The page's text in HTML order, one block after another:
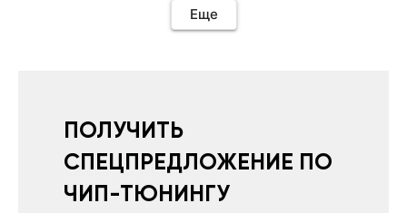
Еще
ПОЛУЧИТЬ
СПЕЦПРЕДЛОЖЕНИЕ ПО
ЧИП-ТЮНИНГУ